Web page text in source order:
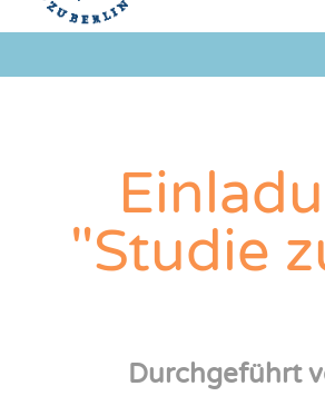
"Studie
Durchgeführt